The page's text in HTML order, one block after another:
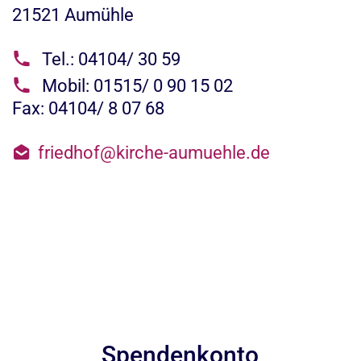
21521 Aumühle
Tel.: 04104/ 30 59
Mobil: 01515/ 0 90 15 02
Fax: 04104/ 8 07 68
friedhof@kirche-aumuehle.de
Spendenkonto